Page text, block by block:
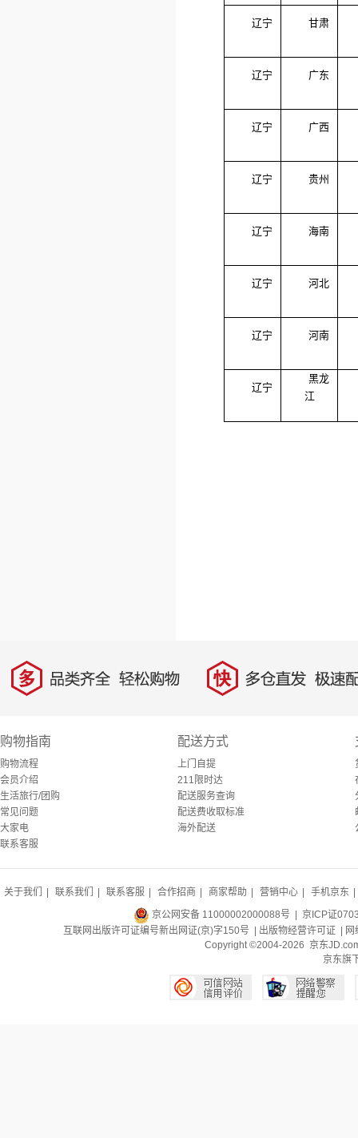
辽宁 甘肃
辽宁 广东
辽宁 广西
辽宁 贵州
辽宁 海南
辽宁 河北
辽宁 河南
辽宁
黑龙
江
多 品类齐全，轻松购物 快 多仓直发，极速配
购物指南
购物流程
会员介绍
生活旅行/团购
常见问题
大家电
联系客服
配送方式
上门自提
211限时达
配送服务查询
配送费收取标准
海外配送
关于我们 联系我们 联系客服 合作招商 商家帮助 营销中心 手机京东
京公网安备 11000002000088号 | 京ICP证
互联网出版许可证编号新出网证(京)字150号 | 出版物经营许可证
Copyright ©2004-2026 京东
京东旗